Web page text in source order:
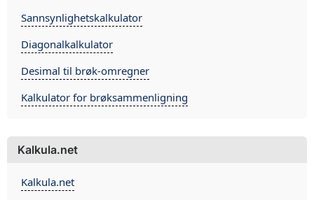
Sannsynlighetskalkulator
Diagonalkalkulator
Desimal til brøk-omregner
Kalkulator for brøksammenligning
Kalkula.net
Kalkula.net